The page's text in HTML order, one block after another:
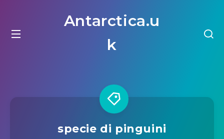
Antarctica.u
k
specie di pinguini